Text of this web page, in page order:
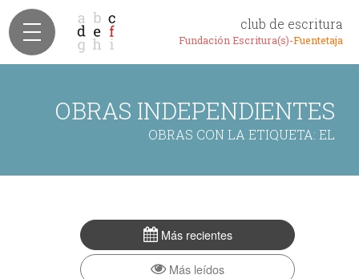
club de escritura
Fundación Escritura(s)-Fuentetaja
OBRAS INDEPENDIENTES
OBRAS CON LA ETIQUETA: EL
Más recientes
Más leídos